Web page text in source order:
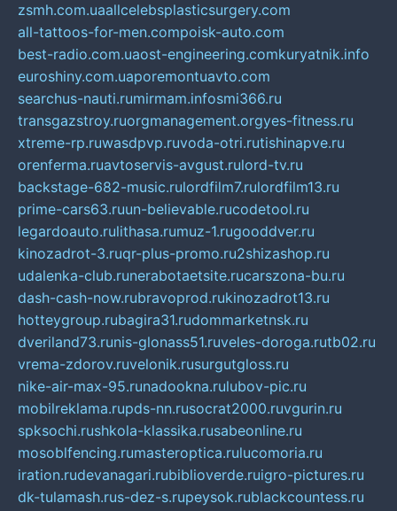
zsmh.com.uaallcelebsplasticsurgery.com
all-tattoos-for-men.compoisk-auto.com
best-radio.com.uaost-engineering.comkuryatnik.info
euroshiny.com.uaporemontuavto.com
searchus-nauti.rumirmam.infosmi366.ru
transgazstroy.ruorgmanagement.orgyes-fitness.ru
xtreme-rp.ruwasdpvp.ruvoda-otri.rutishinapve.ru
orenferma.ruavtoservis-avgust.rulord-tv.ru
backstage-682-music.rulordfilm7.rulordfilm13.ru
prime-cars63.ruun-believable.rucodetool.ru
legardoauto.rulithasa.rumuz-1.rugooddver.ru
kinozadrot-3.ruqr-plus-promo.ru2shizashop.ru
udalenka-club.runerabotaetsite.rucarszona-bu.ru
dash-cash-now.rubravoprod.rukinozadrot13.ru
hotteygroup.rubagira31.rudommarketnsk.ru
dveriland73.runis-glonass51.ruveles-doroga.rutb02.ru
vrema-zdorov.ruvelonik.rusurgutgloss.ru
nike-air-max-95.runadookna.rulubov-pic.ru
mobilreklama.rupds-nn.rusocrat2000.ruvgurin.ru
spksochi.rushkola-klassika.rusabeonline.ru
mosoblfencing.rumasteroptica.rulucomoria.ru
iration.rudevanagari.rubiblioverde.ruigro-pictures.ru
dk-tulamash.rus-dez-s.rupeysok.rublackcountess.ru